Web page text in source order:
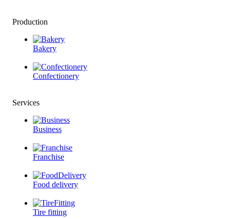
Production
Bakery
Confectionery
Services
Business
Franchise
Food delivery
Tire fitting